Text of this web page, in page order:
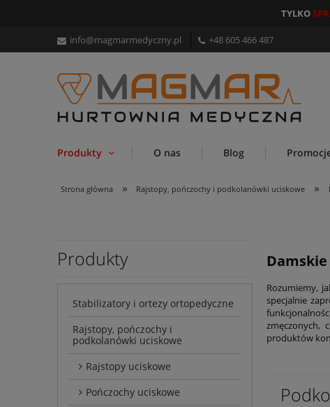
TYLKO
info@magmarmedyczny.pl +48 605 466 487
Produkty O nas Blog
Strona główna » Rajstopy, pończochy i podkolanówki uciskowe »
Produkty
Stabilizatory i ortezy ortopedyczne
Rajstopy, pończochy i
podkolanówki uciskowe
Rajstopy uciskowe
Pończochy uciskowe
Rozumiemy,
specjalnie
zmęczonych,
produktów